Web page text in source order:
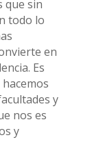
que sin
todo lo
en
Es
y
nos es
y